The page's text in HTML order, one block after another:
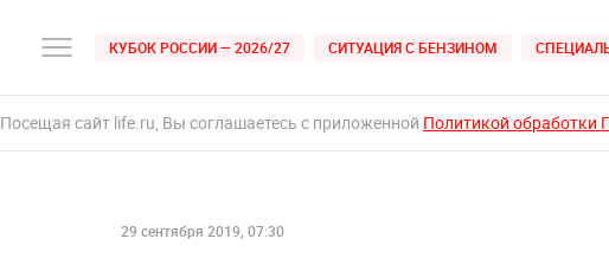
КУБОК РОССИИ — 2026/27 СИТУАЦИЯ С БЕНЗИНОМ
Посещая сайт life.ru, Вы соглашаетесь с приложенной Политикой обработки
29 сентября 2019, 07:30